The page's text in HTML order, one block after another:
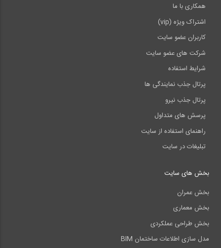
همکاری با ما
اشتراک ویژه (vip)
کاربران عضو سایت
شرکت های عضو سایت
شرایط استفاده
پرتال جذب نمایندگی ها
پرتال جذب نیرو
پرسش های متداول
راهنمای استفاده از سایت
تبلیغات در سایت
بخش های سایت
بخش عمران
بخش معماری
بخش طراحی عملکردی
مدل سازی اطلاعات ساختمان BIM